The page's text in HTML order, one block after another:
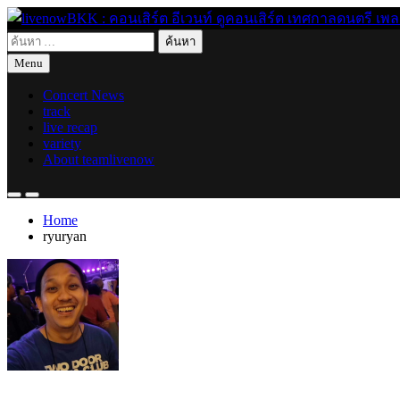
Skip
to
content
livenowBKK : คอนเสิร์ต อีเวนท์ ดูคอนเสิร์ต เทศกาลดนตรี เพลง
live for today
ค้นหา
สำหรับ:
Menu
Concert News
track
live recap
variety
About teamlivenow
Home
ryuryan